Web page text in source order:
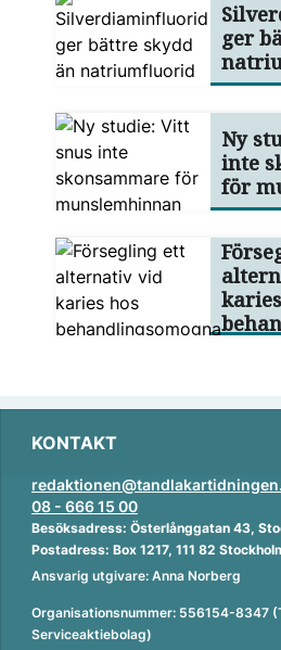
ger
Ny
inte
för
KONTAKT
08 - 666 15 00
Besöksadress: Österlånggatan 43,
Postadress: Box 1217, 111 82
Ansvarig utgivare: Anna Norberg
Organisationsnummer: 556154-8347
Serviceaktiebolag)